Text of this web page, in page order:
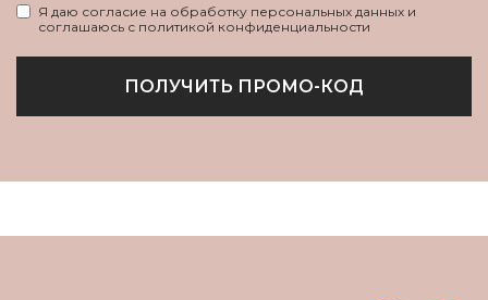
Я даю согласие на обработку персональных данных и
соглашаюсь с политикой конфиденциальности
ПОЛУЧИТЬ ПРОМО-КОД